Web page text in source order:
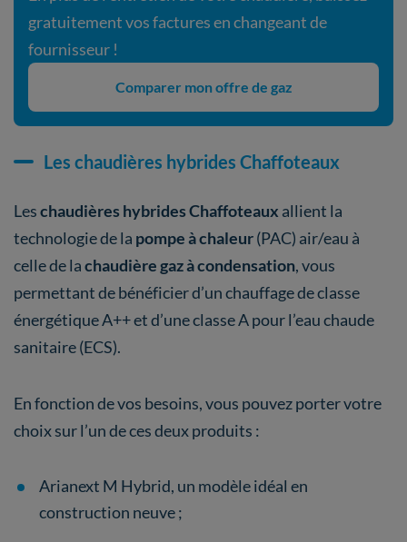
gratuitement vos factures en changeant de
fournisseur !
Comparer mon offre de gaz
Les chaudières hybrides Chaffoteaux
Leschaudières hybrides Chaffoteaux allient la
technologie de la pompe à chaleur(PAC) air/eau à
celle de lachaudière gaz à condensation, vous
permettant de bénéficier d’un chauffage de classe
énergétique A++ et d’une classe A pour l’eau chaude
sanitaire (ECS).
En fonction de vos besoins, vous pouvez porter votre
choix sur l’un de ces deux produits :
Arianext M Hybrid, un modèle idéal en
construction neuve ;